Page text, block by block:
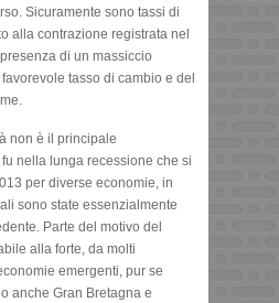
Sicuramente sono tassi di
alla contrazione registrata nel
di un massiccio
tasso di cambio e del
non è il principale
nella lunga recessione che si
per diverse economie, in
sono state essenzialmente
Parte del motivo del
alla forte, da molti
emergenti, pur se
anche Gran Bretagna e